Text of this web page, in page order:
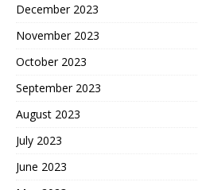
December 2023
November 2023
October 2023
September 2023
August 2023
July 2023
June 2023